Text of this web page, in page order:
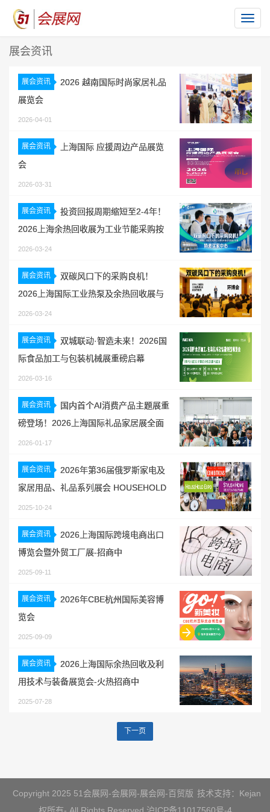
切
展会资讯
展会资讯
2026 越南国际时尚家居礼品
展览会
2026-04-01
展会资讯
上海国际 应援周边产品展览
会
2026-03-31
展会资讯
投资回报周期缩短至2-4年！
2026上海余热回收展为工业节能采购按
下“快进键”
2026-03-24
展会资讯
双碳风口下的采购良机！
2026上海国际工业热泵及余热回收展与
环博会同期盛大开幕
2026-03-24
展会资讯
双城联动·智造未来！2026国
际食品加工与包装机械展重磅启幕
2026-03-16
展会资讯
国内首个AI消费产品主题展重
磅登场！2026上海国际礼品家居展全面
升级，开启智能生活新纪元
2026-01-17
展会资讯
2026年第36届俄罗斯家电及
家居用品、礼品系列展会 HOUSEHOLD
EXPO（春季）
2025-10-24
展会资讯
2026上海国际跨境电商出口
博览会暨外贸工厂展-招商中
2025-09-11
展会资讯
2026年CBE杭州国际美容博
览会
2025-09-09
展会资讯
2026上海国际余热回收及利
用技术与装备展览会-火热招商中
2025-07-28
下一页
技术支持：Kejan
Copyright 2025 51会展网-会展网-展会网-百贸版